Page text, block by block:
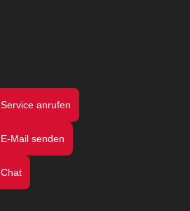
Service anrufen
E-Mail senden
Chat